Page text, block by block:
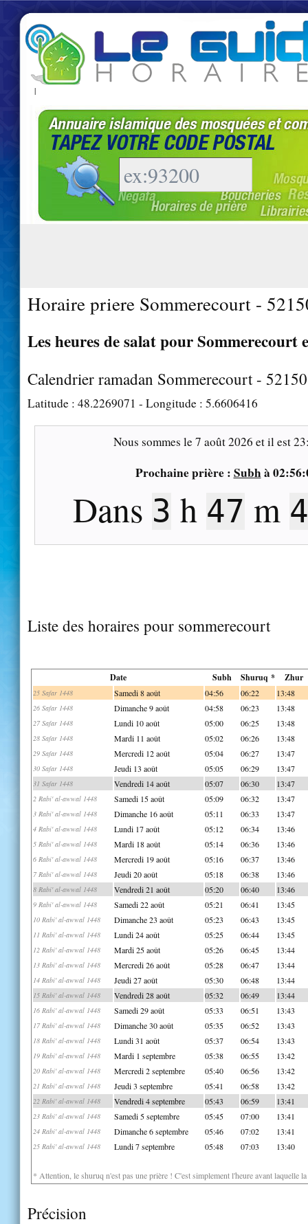
|
Horaire priere Sommerecourt -
Les heures de salat pour Sommerecourt
Calendrier ramadan Sommerecourt - 52150
Latitude : 48.2269071 - Longitude : 5.6606416
Nous sommes le7 août 2026 et il est
Prochaine prière : Subhà
Dans 3 h 47 m
Liste des horaires pour sommerecourt
Date Subh Shuruq * Zhur
25 Safar 1448 Samedi 8 août 04:56 06:22 13:48
26 Safar 1448 Dimanche 9 août 04:58 06:23 13:48
27 Safar 1448 Lundi 10 août 05:00 06:25 13:48
28 Safar 1448 Mardi 11 août 05:02 06:26 13:48
29 Safar 1448 Mercredi 12 août 05:04 06:27 13:47
30 Safar 1448 Jeudi 13 août 05:05 06:29 13:47
31 Safar 1448 Vendredi 14 août 05:07 06:30 13:47
2 Rabi' al-awwal 1448 Samedi 15 août 05:09 06:32 13:47
3 Rabi' al-awwal 1448 Dimanche 16 août 05:11 06:33 13:47
4 Rabi' al-awwal 1448 Lundi 17 août 05:12 06:34 13:46
5 Rabi' al-awwal 1448 Mardi 18 août 05:14 06:36 13:46
6 Rabi' al-awwal 1448 Mercredi 19 août 05:16 06:37 13:46
7 Rabi' al-awwal 1448 Jeudi 20 août 05:18 06:38 13:46
8 Rabi' al-awwal 1448 Vendredi 21 août 05:20 06:40 13:46
9 Rabi' al-awwal 1448 Samedi 22 août 05:21 06:41 13:45
10 Rabi' al-awwal 1448 Dimanche 23 août 05:23 06:43 13:45
11 Rabi' al-awwal 1448 Lundi 24 août 05:25 06:44 13:45
12 Rabi' al-awwal 1448 Mardi 25 août 05:26 06:45 13:44
13 Rabi' al-awwal 1448 Mercredi 26 août 05:28 06:47 13:44
14 Rabi' al-awwal 1448 Jeudi 27 août 05:30 06:48 13:44
15 Rabi' al-awwal 1448 Vendredi 28 août 05:32 06:49 13:44
16 Rabi' al-awwal 1448 Samedi 29 août 05:33 06:51 13:43
17 Rabi' al-awwal 1448 Dimanche 30 août 05:35 06:52 13:43
18 Rabi' al-awwal 1448 Lundi 31 août 05:37 06:54 13:43
19 Rabi' al-awwal 1448 Mardi 1 septembre 05:38 06:55 13:42
20 Rabi' al-awwal 1448 Mercredi 2 septembre 05:40 06:56 13:42
21 Rabi' al-awwal 1448 Jeudi 3 septembre 05:41 06:58 13:42
22 Rabi' al-awwal 1448 Vendredi 4 septembre 05:43 06:59 13:41
23 Rabi' al-awwal 1448 Samedi 5 septembre 05:45 07:00 13:41
24 Rabi' al-awwal 1448 Dimanche 6 septembre 05:46 07:02 13:41
25 Rabi' al-awwal 1448 Lundi 7 septembre 05:48 07:03 13:40
* Attention, le shuruq n'est pas une prière ! C'est simplement l'heure avant laquelle
Précision